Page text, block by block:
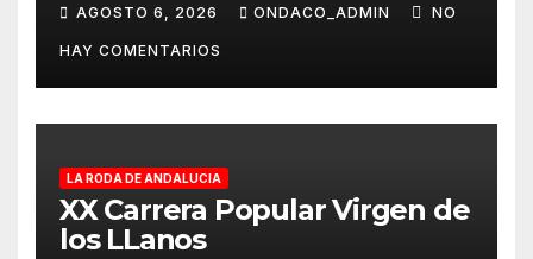
Museo de Alcalá
AGOSTO 6, 2026 ONDACO_ADMIN NO
HAY COMENTARIOS
LA RODA DE ANDALUCIA
XX Carrera Popular Virgen de
los LLanos